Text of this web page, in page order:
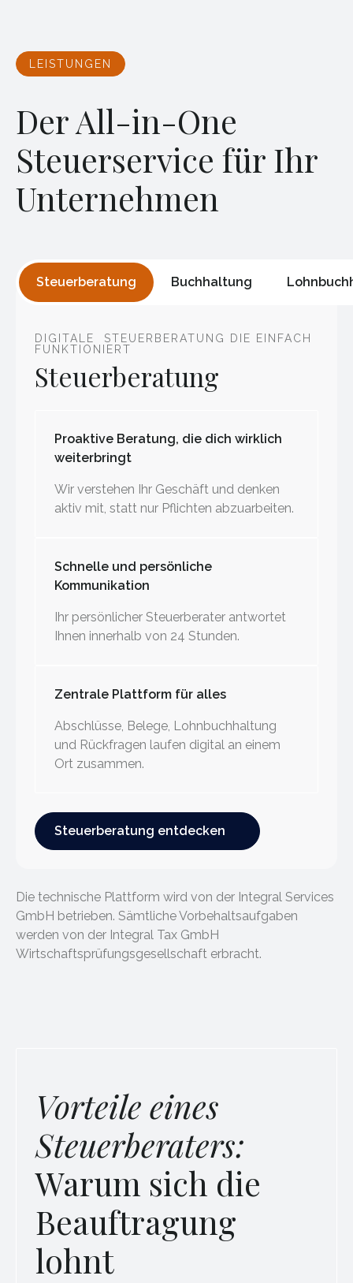
LEISTUNGEN
Der All-in-One
Steuerservice für Ihr
Unternehmen
Steuerberatung Buchhaltung
DIGITALE STEUERBERATUNG DIE EINFACH
FUNKTIONIERT
Steuerberatung
Proaktive Beratung, die dich wirklich
weiterbringt
Wir verstehen Ihr Geschäft und denken
aktiv mit, statt nur Pflichten abzuarbeiten.
Schnelle und persönliche
Kommunikation
Ihr persönlicher Steuerberater antwortet
Ihnen innerhalb von 24 Stunden.
Zentrale Plattform für alles
Abschlüsse, Belege, Lohnbuchhaltung
und Rückfragen laufen digital an einem
Ort zusammen.
Steuerberatung entdecken
Steuerberatung entdecken
Die technische Plattform wird von der Integral Services
GmbH betrieben. Sämtliche Vorbehaltsaufgaben
werden von der Integral Tax GmbH
Wirtschaftsprüfungsgesellschaft erbracht.
Vorteile eines
Steuerberaters:
Warum sich die
Beauftragung
lohnt